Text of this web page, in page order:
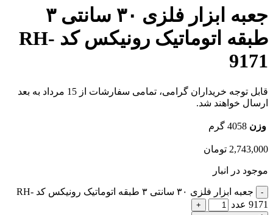
جعبه ابزار فلزی ۳۰ سانتی ۳
طبقه اتوماتیک رونیکس کد RH-
9171
قابل توجه خریداران گرامی، تمامی سفارشات از 15 مرداد به بعد
ارسال خواهند شد.
وزن 4058 گرم
2,743,000 تومان
موجود در انبار
جعبه ابزار فلزی ۳۰ سانتی ۳ طبقه اتوماتیک رونیکس کد RH-
9171 عدد